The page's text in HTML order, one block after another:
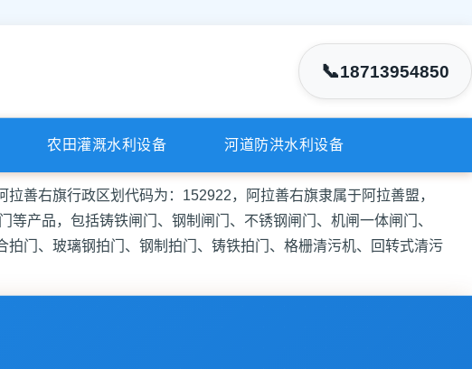
📞18713954850
农田灌溉水利设备 河道防洪水利设备
拉善右旗行政区划代码为：152922，阿拉善右旗隶属于阿拉善盟，
产品，包括铸铁闸门、钢制闸门、不锈钢闸门、机闸一体闸门、
门、玻璃钢拍门、钢制拍门、铸铁拍门、格栅清污机、回转式清污